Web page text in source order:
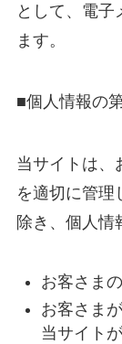
として、電子
ます。
■個人情報の
当サイトは、
を適切に管理
除き、個人情
お客さま
お客さま
当サイト